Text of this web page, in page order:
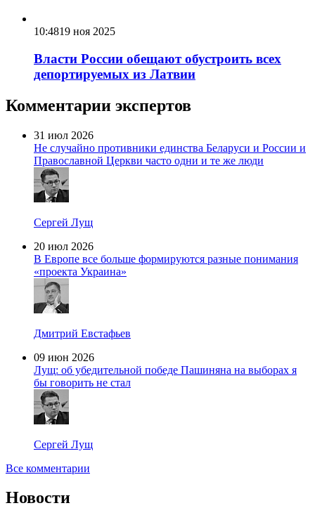
10:4819 ноя 2025
Власти России обещают обустроить всех
депортируемых из Латвии
Комментарии экспертов
31 июл 2026
Не случайно противники единства Беларуси и России и
Православной Церкви часто одни и те же люди
Сергей Лущ
20 июл 2026
В Европе все больше формируются разные понимания
«проекта Украина»
Дмитрий Евстафьев
09 июн 2026
Лущ: об убедительной победе Пашиняна на выборах я
бы говорить не стал
Сергей Лущ
Все комментарии
Новости